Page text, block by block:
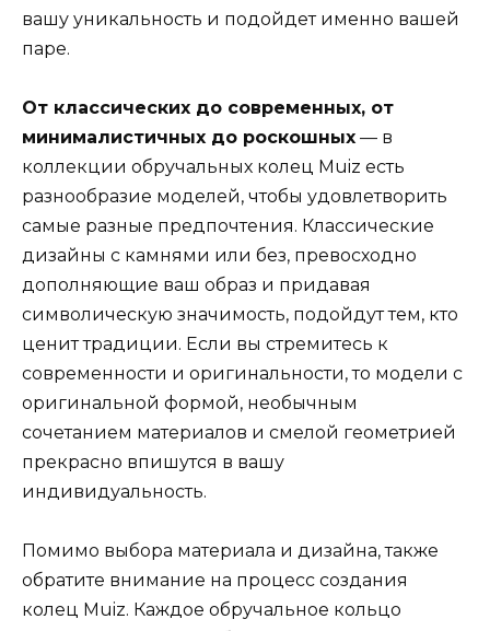
вашу уникальность и подойдет именно вашей
паре.
От классических до современных, от
минималистичных до роскошных — в
коллекции обручальных колец Muiz есть
разнообразие моделей, чтобы удовлетворить
самые разные предпочтения. Классические
дизайны с камнями или без, превосходно
дополняющие ваш образ и придавая
символическую значимость, подойдут тем, кто
ценит традиции. Если вы стремитесь к
современности и оригинальности, то модели с
оригинальной формой, необычным
сочетанием материалов и смелой геометрией
прекрасно впишутся в вашу
индивидуальность.
Помимо выбора материала и дизайна, также
обратите внимание на процесс создания
колец Muiz. Каждое обручальное кольцо